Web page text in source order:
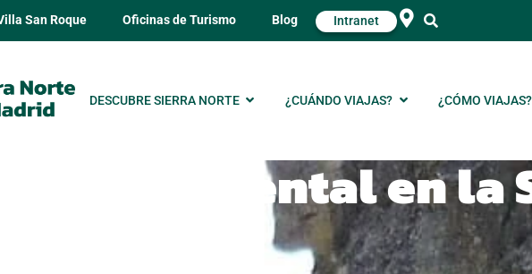
San Roque Oficinas de Turismo Blog Intranet
DESCUBRE SIERRA NORTE ¿CUÁNDO VIAJAS? ¿CÓMO VIAJAS?
ambiental en